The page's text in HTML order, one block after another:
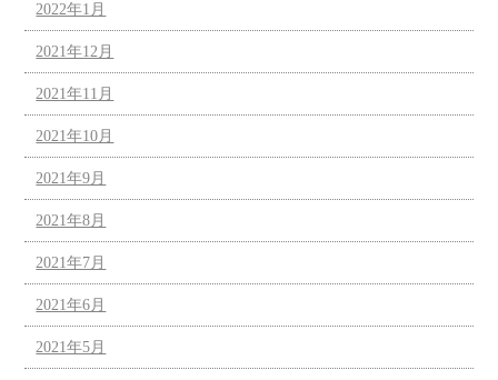
2022年1月
2021年12月
2021年11月
2021年10月
2021年9月
2021年8月
2021年7月
2021年6月
2021年5月